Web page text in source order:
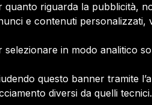
È un marchio
- 2026
certificata ISO 27001
quanto riguarda la pubblicità,
e contenuti personalizzati,
selezionare in modo analitico
questo banner tramite
diversi da quelli tecnici.